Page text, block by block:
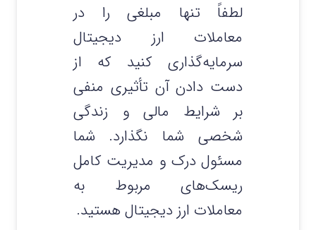
لطفاً تنها مبلغی را در
معاملات ارز دیجیتال
سرمایه‌گذاری کنید که از
دست دادن آن تأثیری منفی
بر شرایط مالی و زندگی
شخصی شما نگذارد. شما
مسئول درک و مدیریت کامل
ریسک‌های مربوط به
معاملات ارز دیجیتال هستید.